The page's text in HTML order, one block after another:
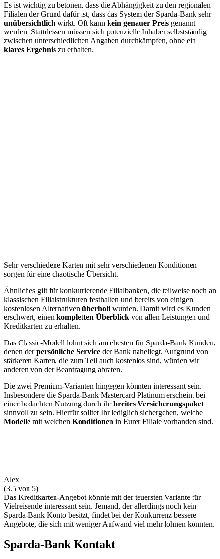
Es ist wichtig zu betonen, dass die Abhängigkeit zu den regionalen
Filialen der Grund dafür ist, dass das System der Sparda-Bank sehr
unübersichtlich wirkt. Oft kann kein genauer Preis genannt
werden. Stattdessen müssen sich potenzielle Inhaber selbstständig
zwischen unterschiedlichen Angaben durchkämpfen, ohne ein
klares Ergebnis zu erhalten.
Sehr verschiedene Karten mit sehr verschiedenen Konditionen
sorgen für eine chaotische Übersicht.
Ähnliches gilt für konkurrierende Filialbanken, die teilweise noch an
klassischen Filialstrukturen festhalten und bereits von einigen
kostenlosen Alternativen überholt wurden. Damit wird es Kunden
erschwert, einen kompletten Überblick von allen Leistungen und
Kreditkarten zu erhalten.
Das Classic-Modell lohnt sich am ehesten für Sparda-Bank Kunden,
denen derpersönliche Service der Bank naheliegt. Aufgrund von
stärkeren Karten, die zum Teil auch kostenlos sind, würden wir
anderen von der Beantragung abraten.
Die zwei Premium-Varianten hingegen könnten interessant sein.
Insbesondere die Sparda-Bank Mastercard Platinum erscheint bei
einer bedachten Nutzung durch ihrbreites Versicherungspaket
sinnvoll zu sein. Hierfür solltet Ihr lediglich sichergehen, welche
Modelle mit welchen Konditionen in Eurer Filiale vorhanden sind.
Alex
(3.5 von 5)
Das Kreditkarten-Angebot könnte mit der teuersten Variante für
Vielreisende interessant sein. Jemand, der allerdings noch kein
Sparda-Bank Konto besitzt, findet bei der Konkurrenz bessere
Angebote, die sich mit weniger Aufwand viel mehr lohnen könnten.
Sparda-Bank Kontakt